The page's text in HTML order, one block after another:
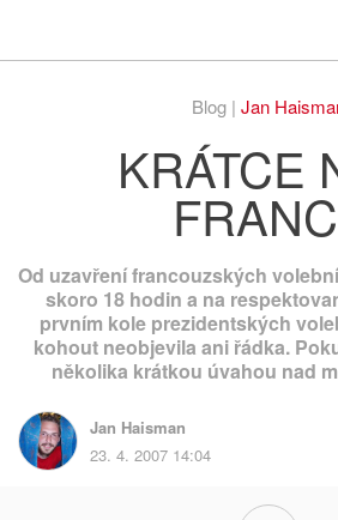
Blog | Jan
KRÁTCE
Od uzavření francouzských
skoro 18 hodin a na
prvním kole prezidentských
kohout neobjevila ani řádka.
několika krátkou úvahou nad
Jan Haisman
23. 4. 2007 14:04